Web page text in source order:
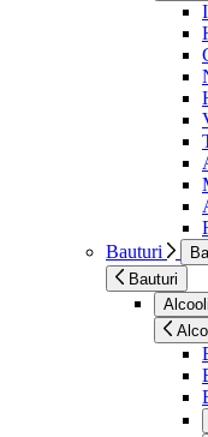
Bauturi
Bauturi